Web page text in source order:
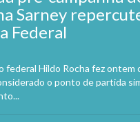
Sarney
Federal
federal Hildo Rocha fez ontem
o ponto de partida